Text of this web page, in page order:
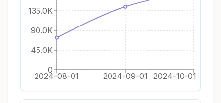
2024-08-01 2024-09-01 2024-10-01
0
45.0K
90.0K
135.0K